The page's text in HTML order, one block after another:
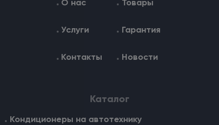
О нас Товары
Услуги Гарантия
Контакты Новости
Каталог
Кондиционеры на автотехнику